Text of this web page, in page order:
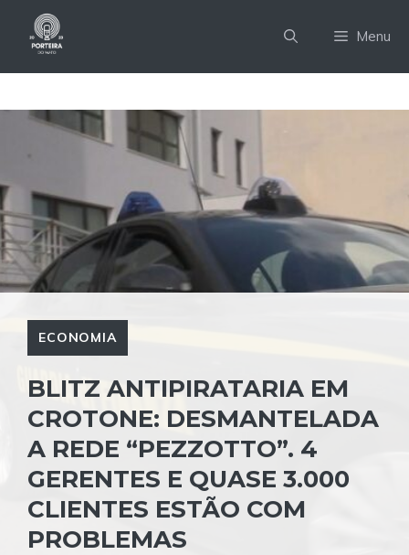
Menu
ECONOMIA
BLITZ ANTIPIRATARIA EM
CROTONE: DESMANTELADA
A REDE “PEZZOTTO”. 4
GERENTES E QUASE 3.000
CLIENTES ESTÃO COM
PROBLEMAS